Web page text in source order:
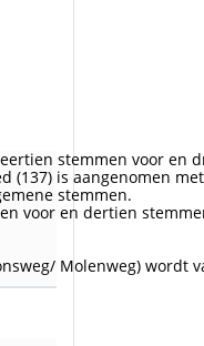
stemmen voor en
(137) is aangenomen
stemmen.
voor en dertien
Molenweg) wordt